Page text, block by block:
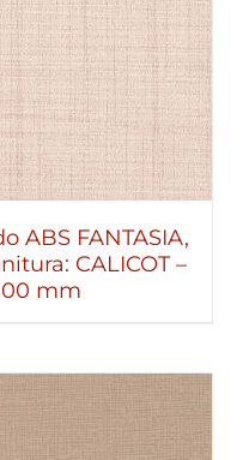
ABS FANTASIA,
CALICOT –
mm